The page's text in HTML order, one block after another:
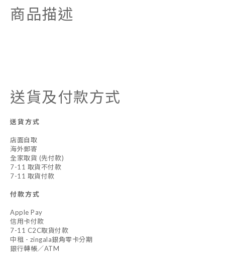
商品描述
送貨及付款方式
送貨方式
店面自取
海外郵寄
全家取貨 (先付款)
7-11 取貨不付款
7-11 取貨付款
付款方式
Apple Pay
信用卡付款
7-11 C2C取貨付款
中租 - zingala銀角零卡分期
銀行轉帳／ATM